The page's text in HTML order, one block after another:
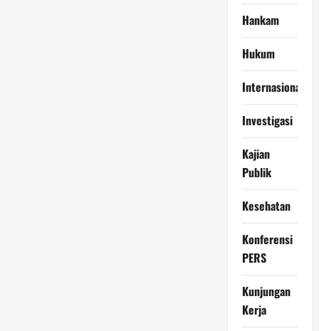
Hankam
Hukum
Internasional
Investigasi
Kajian
Publik
Kesehatan
Konferensi
PERS
Kunjungan
Kerja